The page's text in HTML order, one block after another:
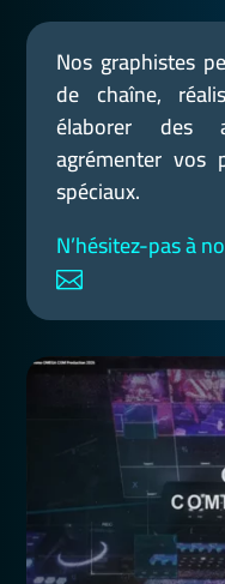
Nos graphistes
de chaîne,
élaborer des
agrémenter vos
spéciaux.
N’hésitez-pas à